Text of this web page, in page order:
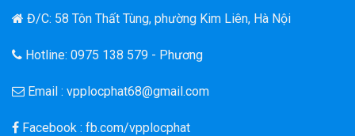
Đ/C: 58 Tôn Thất Tùng, phường Kim Liên, Hà Nội
Hotline: 0975 138 579 - Phương
Email : vpplocphat68@gmail.com
Facebook : fb.com/vpplocphat